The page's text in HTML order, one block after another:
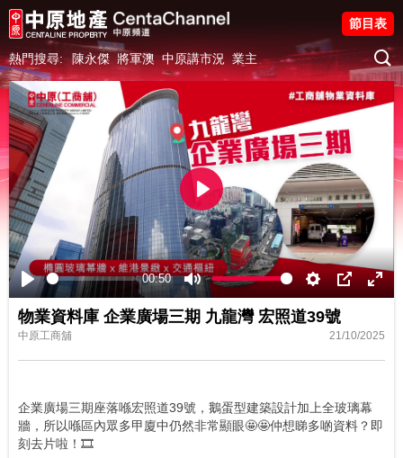
熱門搜尋: 陳永傑 將軍澳 中原講市況 業主
節目表
Play
00:50
Mute Settings
PIP
Play
物業資料庫 企業廣場三期 九龍灣 宏照道39號
中原工商舖 21/10/2025
企業廣場三期座落喺宏照道39號，鵝蛋型建築設計加上全玻璃幕
牆，所以喺區內眾多甲廈中仍然非常顯眼🤩🤩仲想睇多啲資料？即
刻去片啦！🎞️